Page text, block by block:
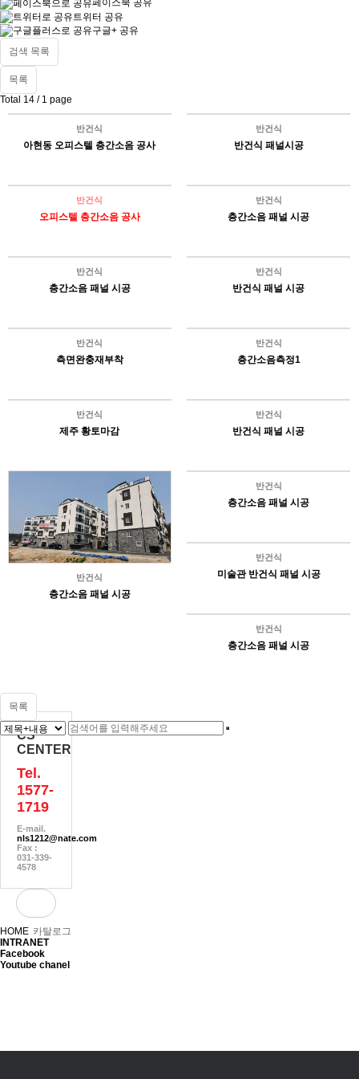
페이스북 공유
트위터 공유
구글+ 공유
검색 목록
목록
Total 14 /1 page
반건식
아현동 오피스텔 층간소음 공사
반건식
반건식 패널시공
반건식
오피스텔 층간소음 공사
반건식
층간소음 패널 시공
반건식
층간소음 패널 시공
반건식
반건식 패널 시공
반건식
측면완충재부착
반건식
층간소음측정1
반건식
제주 황토마감
반건식
반건식 패널 시공
반건식
층간소음 패널 시공
반건식
층간소음 패널 시공
반건식
미술관 반건식 패널 시공
반건식
층간소음 패널 시공
목록
CS
CENTER
Tel.
1577-
1719
E-mail.
nls1212@nate.com
Fax :
031-339-
4578
카탈로그
HOME
INTRANET
Facebook
Youtube chanel